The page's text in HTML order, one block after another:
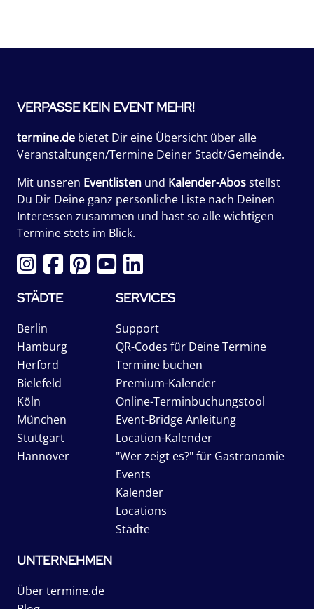
VERPASSE KEIN EVENT MEHR!
termine.de bietet Dir eine Übersicht über alle
Veranstaltungen/Termine Deiner Stadt/Gemeinde.
Mit unseren Eventlisten und Kalender-Abosstellst
Du Dir Deine ganz persönliche Liste nach Deinen
Interessen zusammen und hast so alle wichtigen
Termine stets im Blick.
STÄDTE
Berlin
Hamburg
Herford
Bielefeld
Köln
München
Stuttgart
Hannover
SERVICES
Support
QR-Codes für Deine Termine
Termine buchen
Premium-Kalender
Online-Terminbuchungstool
Event-Bridge Anleitung
Location-Kalender
"Wer zeigt es?" für Gastronomie
Events
Kalender
Locations
Städte
UNTERNEHMEN
Über termine.de